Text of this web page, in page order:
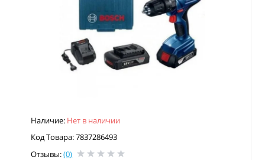
Наличие: Нет в наличии
Код Товара: 7837286493
Отзывы:(0)